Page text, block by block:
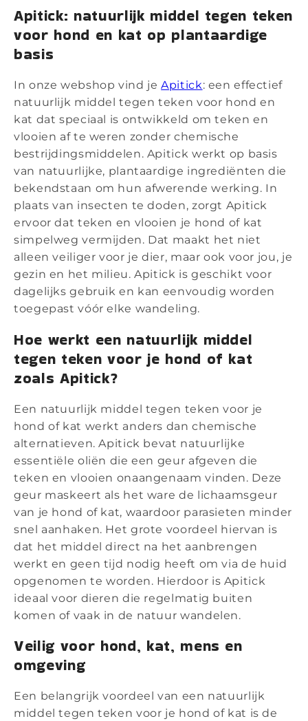
Apitick: natuurlijk middel tegen teken
voor hond en kat op plantaardige
basis
In onze webshop vind jeApitick: een effectief
natuurlijk middel tegen teken voor hond en
kat dat speciaal is ontwikkeld om teken en
vlooien af te weren zonder chemische
bestrijdingsmiddelen. Apitick werkt op basis
van natuurlijke, plantaardige ingrediënten die
bekendstaan om hun afwerende werking. In
plaats van insecten te doden, zorgt Apitick
ervoor dat teken en vlooien je hond of kat
simpelweg vermijden. Dat maakt het niet
alleen veiliger voor je dier, maar ook voor jou, je
gezin en het milieu. Apitick is geschikt voor
dagelijks gebruik en kan eenvoudig worden
toegepast vóór elke wandeling.
Hoe werkt een natuurlijk middel
tegen teken voor je hond of kat
zoals Apitick?
Een natuurlijk middel tegen teken voor je
hond of kat werkt anders dan chemische
alternatieven. Apitick bevat natuurlijke
essentiële oliën die een geur afgeven die
teken en vlooien onaangenaam vinden. Deze
geur maskeert als het ware de lichaamsgeur
van je hond of kat, waardoor parasieten minder
snel aanhaken. Het grote voordeel hiervan is
dat het middel direct na het aanbrengen
werkt en geen tijd nodig heeft om via de huid
opgenomen te worden. Hierdoor is Apitick
ideaal voor dieren die regelmatig buiten
komen of vaak in de natuur wandelen.
Veilig voor hond, kat, mens en
omgeving
Een belangrijk voordeel van een natuurlijk
middel tegen teken voor je hond of kat is de